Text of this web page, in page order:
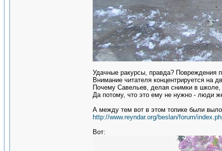
Удачные ракурсы, правда? Повреждения
Внимание читателя концентрируется на
Почему Савельев, делая снимки в
Да потому, что это ему не нужно - люди
А между тем вот в этом топике были
http://www.reyndar.org/beslan/forum/
Вот: